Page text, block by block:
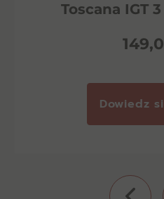
Toscana IGT
Dowiedz